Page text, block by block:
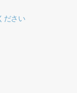
ださい